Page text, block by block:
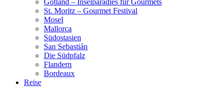
Gotland – Inselparadies für Gourmets
St. Moritz – Gourmet Festival
Mosel
Mallorca
Südostasien
San Sebastián
Die Südpfalz
Flandern
Bordeaux
Reise